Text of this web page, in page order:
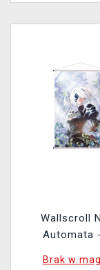
Wallscroll
Automata
Brak w